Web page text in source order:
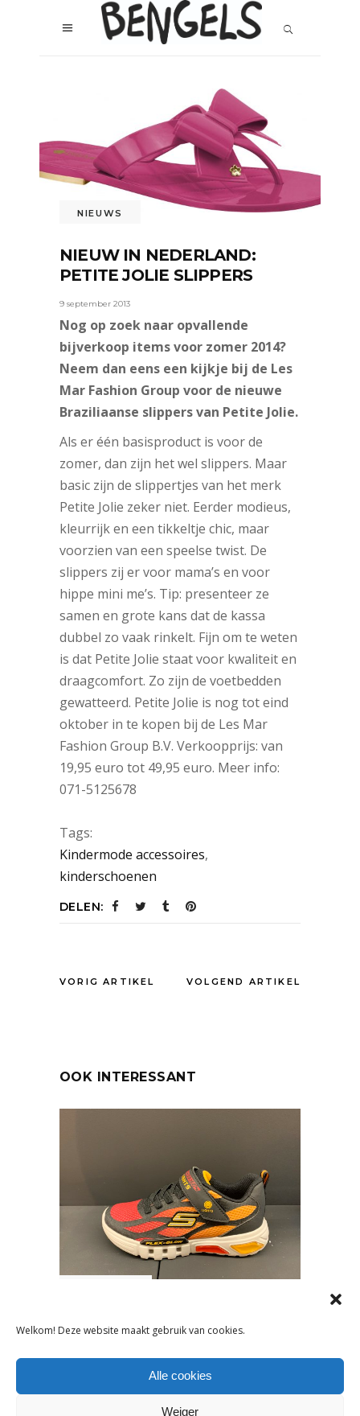
Welkom! Deze website maakt gebruik van cookies.
Alle cookies
Weiger
NIEUWS
NIEUW IN NEDERLAND:
PETITE JOLIE SLIPPERS
9 september 2013
Nog op zoek naar opvallende
bijverkoop items voor zomer 2014?
Neem dan eens een kijkje bij de Les
Mar Fashion Group voor de nieuwe
Braziliaanse slippers van Petite Jolie.
Als er één basisproduct is voor de
zomer, dan zijn het wel slippers. Maar
basic zijn de slippertjes van het merk
Petite Jolie zeker niet. Eerder modieus,
kleurrijk en een tikkeltje chic, maar
voorzien van een speelse twist. De
slippers zij er voor mama’s en voor
hippe mini me’s. Tip: presenteer ze
samen en grote kans dat de kassa
dubbel zo vaak rinkelt. Fijn om te weten
is dat Petite Jolie staat voor kwaliteit en
draagcomfort. Zo zijn de voetbedden
gewatteerd. Petite Jolie is nog tot eind
oktober in te kopen bij de Les Mar
Fashion Group B.V. Verkoopprijs: van
19,95 euro tot 49,95 euro. Meer info:
071-5125678
Tags:
Kindermode accessoires,
kinderschoenen
DELEN:
VORIG ARTIKEL VOLGEND ARTIKEL
OOK INTERESSANT
DEZE
KINDERSCHOENENMERKEN
STAAN OP DE KIDSDAG IN